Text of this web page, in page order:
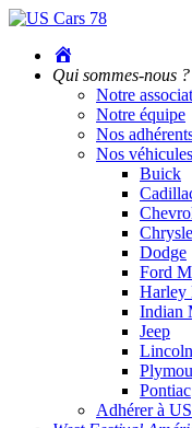
Qui sommes-nous ?
Notre
Notre équipe
Nos
Nos véhicules
Buick
Dodge
Ford
Harley
Indian
Jeep
Lincoln
Pontiac
Adhérer à